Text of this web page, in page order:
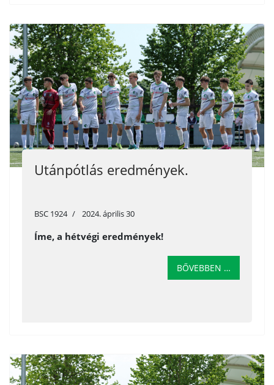
Utánpótlás eredmények.
BSC 1924 2024. április 30
Íme, a hétvégi eredmények!
BŐVEBBEN …